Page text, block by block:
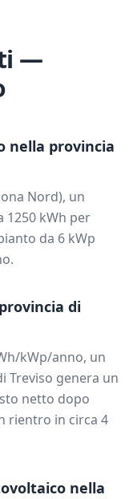
—
nella provincia
Nord), un
1250 kWh per
da 6 kWp
di
kWp/anno, un
Treviso genera un
netto dopo
rientro in circa 4
nella